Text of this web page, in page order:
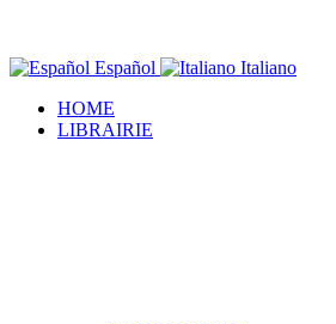
Español
Italiano
HOME
LIBRAIRIE